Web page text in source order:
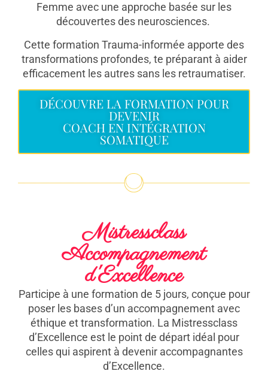
Femme avec une approche basée sur les
découvertes des neurosciences.
Cette formation Trauma-informée apporte des
transformations profondes, te préparant à aider
efficacement les autres sans les retraumatiser.
DÉCOUVRE LA FORMATION POUR
DEVENIR
COACH EN INTÉGRATION
SOMATIQUE
Mistressclass
Accompagnement
d'Excellence
Participe à une formation de 5 jours, conçue pour
poser les bases d’un accompagnement avec
éthique et transformation. La Mistressclass
d’Excellence est le point de départ idéal pour
celles qui aspirent à devenir accompagnantes
d’Excellence.